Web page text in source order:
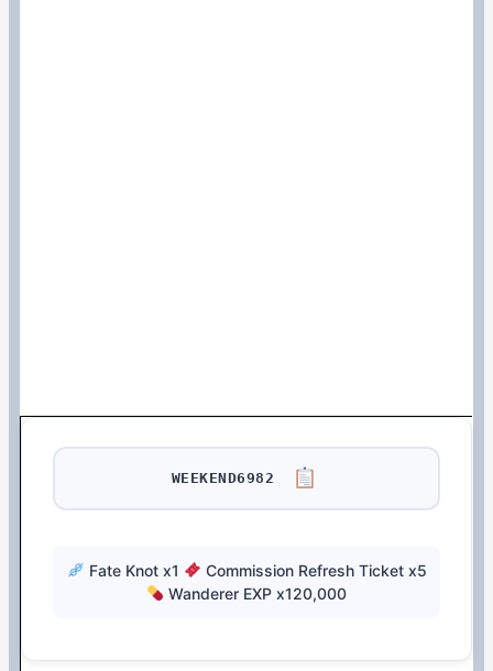
WEEKEND6982
Fate Knot x1
Commission Refresh Ticket x5
Wanderer EXP x120,000